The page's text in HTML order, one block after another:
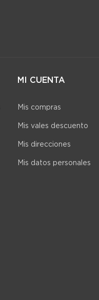
MI CUENTA
Mis compras
Mis vales descuento
Mis direcciones
Mis datos personales